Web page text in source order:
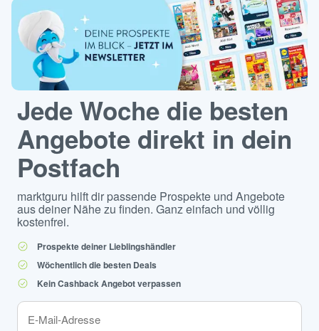
Jede Woche die besten
Angebote direkt in dein
Postfach
marktguru hilft dir passende Prospekte und Angebote
aus deiner Nähe zu finden. Ganz einfach und völlig
kostenfrei.
Prospekte deiner Lieblingshändler
Wöchentlich die besten Deals
Kein Cashback Angebot verpassen